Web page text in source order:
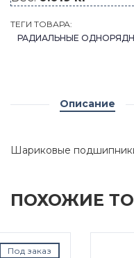
ТЕГИ ТОВАРА:
РАДИАЛЬНЫЕ
Описание
Шариковые
ПОХОЖИЕ